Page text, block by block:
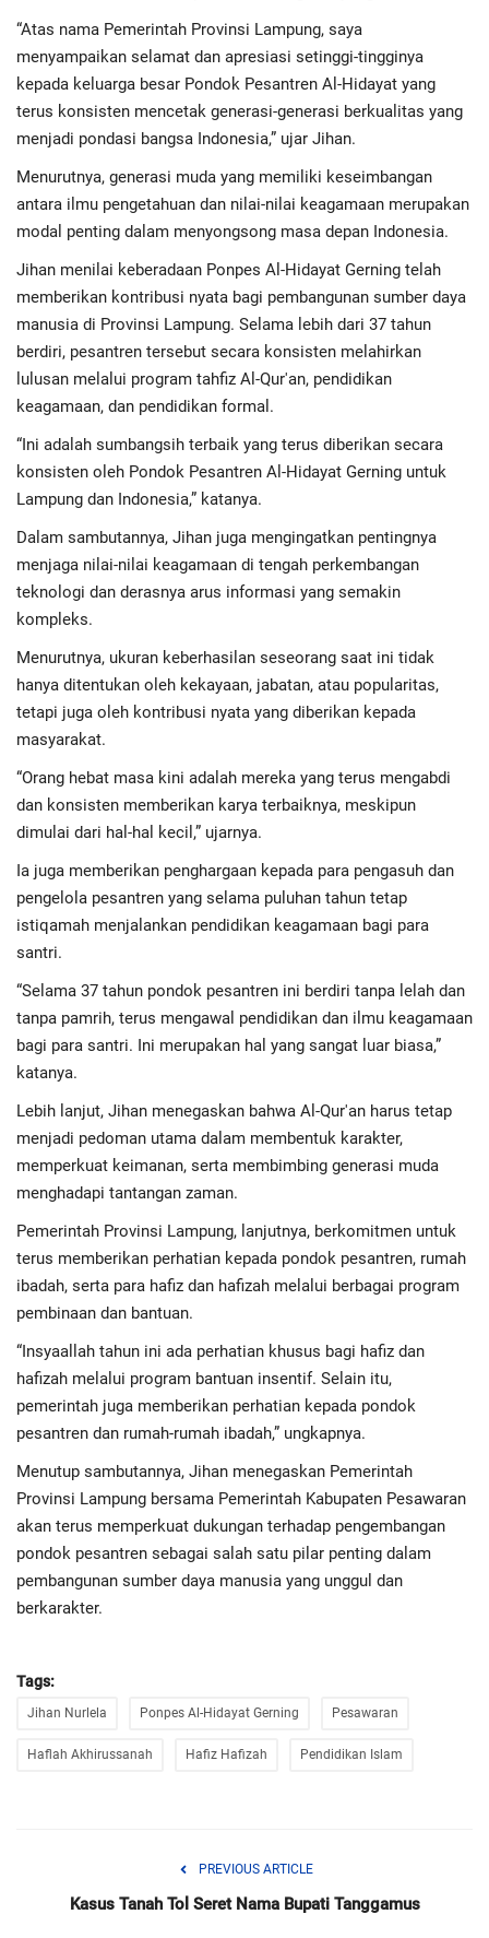
Monologis TV
Kopilogis
“Atas nama Pemerintah Provinsi Lampung, saya
menyampaikan selamat dan apresiasi setinggi-tingginya
kepada keluarga besar Pondok Pesantren Al-Hidayat yang
terus konsisten mencetak generasi-generasi berkualitas yang
menjadi pondasi bangsa Indonesia,” ujar Jihan.
Menurutnya, generasi muda yang memiliki keseimbangan
antara ilmu pengetahuan dan nilai-nilai keagamaan merupakan
modal penting dalam menyongsong masa depan Indonesia.
Jihan menilai keberadaan Ponpes Al-Hidayat Gerning telah
memberikan kontribusi nyata bagi pembangunan sumber daya
manusia di Provinsi Lampung. Selama lebih dari 37 tahun
berdiri, pesantren tersebut secara konsisten melahirkan
lulusan melalui program tahfiz Al-Qur'an, pendidikan
keagamaan, dan pendidikan formal.
“Ini adalah sumbangsih terbaik yang terus diberikan secara
konsisten oleh Pondok Pesantren Al-Hidayat Gerning untuk
Lampung dan Indonesia,” katanya.
Dalam sambutannya, Jihan juga mengingatkan pentingnya
menjaga nilai-nilai keagamaan di tengah perkembangan
teknologi dan derasnya arus informasi yang semakin
kompleks.
Menurutnya, ukuran keberhasilan seseorang saat ini tidak
hanya ditentukan oleh kekayaan, jabatan, atau popularitas,
tetapi juga oleh kontribusi nyata yang diberikan kepada
masyarakat.
“Orang hebat masa kini adalah mereka yang terus mengabdi
dan konsisten memberikan karya terbaiknya, meskipun
dimulai dari hal-hal kecil,” ujarnya.
Ia juga memberikan penghargaan kepada para pengasuh dan
pengelola pesantren yang selama puluhan tahun tetap
istiqamah menjalankan pendidikan keagamaan bagi para
santri.
“Selama 37 tahun pondok pesantren ini berdiri tanpa lelah dan
tanpa pamrih, terus mengawal pendidikan dan ilmu keagamaan
bagi para santri. Ini merupakan hal yang sangat luar biasa,”
katanya.
Lebih lanjut, Jihan menegaskan bahwa Al-Qur'an harus tetap
menjadi pedoman utama dalam membentuk karakter,
memperkuat keimanan, serta membimbing generasi muda
menghadapi tantangan zaman.
Pemerintah Provinsi Lampung, lanjutnya, berkomitmen untuk
terus memberikan perhatian kepada pondok pesantren, rumah
ibadah, serta para hafiz dan hafizah melalui berbagai program
pembinaan dan bantuan.
“Insyaallah tahun ini ada perhatian khusus bagi hafiz dan
hafizah melalui program bantuan insentif. Selain itu,
pemerintah juga memberikan perhatian kepada pondok
pesantren dan rumah-rumah ibadah,” ungkapnya.
Menutup sambutannya, Jihan menegaskan Pemerintah
Provinsi Lampung bersama Pemerintah Kabupaten Pesawaran
akan terus memperkuat dukungan terhadap pengembangan
pondok pesantren sebagai salah satu pilar penting dalam
pembangunan sumber daya manusia yang unggul dan
berkarakter.
Tags:
Jihan Nurlela Ponpes Al-Hidayat Gerning Pesawaran
Haflah Akhirussanah Hafiz Hafizah Pendidikan Islam
PREVIOUS ARTICLE
Kasus Tanah Tol Seret Nama Bupati Tanggamus